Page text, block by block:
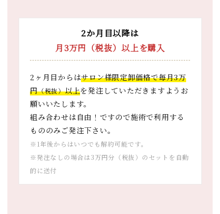
2か月目以降は
月3万円（税抜）以上を購入
2ヶ月目からはサロン様限定卸価格で毎月3万
円（税抜）以上を発注していただきますようお
願いいたします。
組み合わせは自由！ですので施術で利用する
もののみご発注下さい。
※1年後からはいつでも解約可能です。
※発注なしの場合は3万円分（税抜）のセットを自動
的に送付